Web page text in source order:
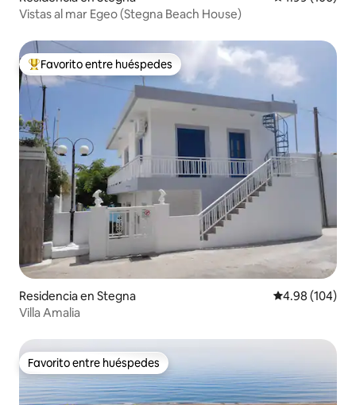
Vistas al mar Egeo (Stegna Beach House)
De los mejores en Favorito entre huéspedes
Favorito entre huéspedes
Residencia en Stegna Calificación
4.98 (104)
Villa Amalia
Favorito entre huéspedes
Favorito entre huéspedes